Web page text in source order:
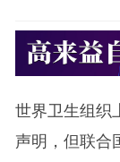
世界卫生组织
声明，但联合